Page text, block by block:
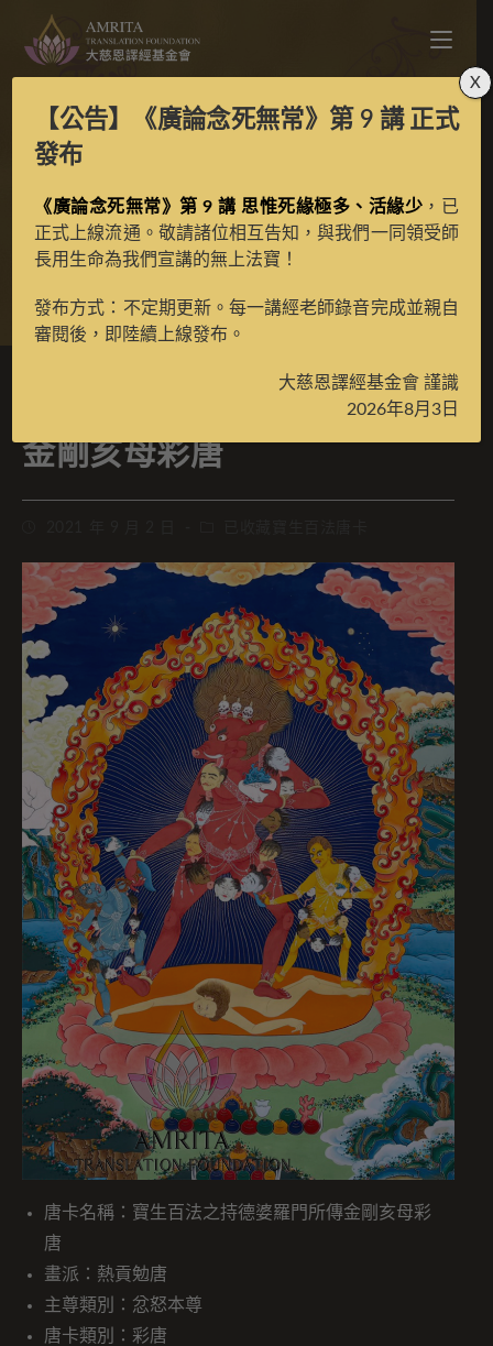
寶生百法之持德婆羅門
所傳金剛亥母彩唐
寶生百法之持德婆羅門所傳
金剛亥母彩唐
唐卡名稱：寶生百法之持德婆羅門所傳金剛亥母彩
唐
畫派：熱貢勉唐
主尊類別：忿怒本尊
唐卡類別：彩唐
【公告】 《廣論念死無常》第 9 講正式
發布
《廣論念死無常》第 9 講 思惟死緣極多、活緣少 ，已
正式上線流通。敬請諸位相互告知，與我們一同領受師
長用生命為我們宣講的無上法寶！
發布方式：不定期更新。每一講經老師錄音完成並親自
審閱後，即陸續上線發布。
大慈恩譯經基金會 謹識
2026年8月3日
X